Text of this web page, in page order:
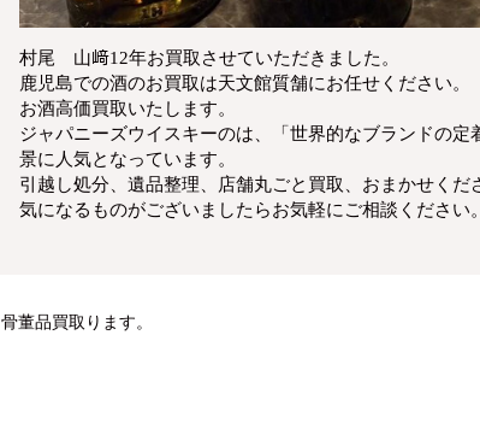
村尾 山﨑12年お買取させていただきました。
鹿児島での酒のお買取は天文館質舗にお任せください。
お酒高価買取いたします。
ジャパニーズウイスキーのは、「世界的なブランドの
景に人気となっています。
引越し処分、遺品整理、店舗丸ごと買取、おまかせくだ
気になるものがございましたらお気軽にご相談ください。
骨董品買取ります。